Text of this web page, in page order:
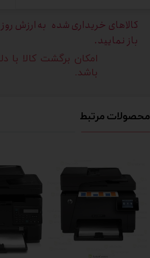
کالاهای خریداریشده به ارزش روز
باز نمایید.
امکان برگشت کالا با
باشد.
محصولات مرتبط